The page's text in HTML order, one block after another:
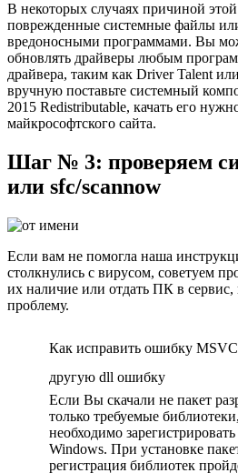
В некоторых случаях причиной
поврежденные системные файлы
вредоносными программами. Вы
обновлять драйверы любым
драйвера, таким как Driver Talent
вручную поставьте системный
2015 Redistributable, качать его
майкрософтского сайта.
Шаг № 3: проверяем
или sfc/scannow
Если вам не помогла наша
столкнулись с вирусом, советуем
их наличие или отдать ПК в
проблему.
Как исправить ошибку
другую dll ошибку
Если Вы скачали не пакет
только требуемые
необходимо
Windows. При установке
регистрация библиотек